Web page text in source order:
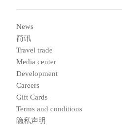
News
简讯
Travel trade
Media center
Development
Careers
Gift Cards
Terms and conditions
隐私声明